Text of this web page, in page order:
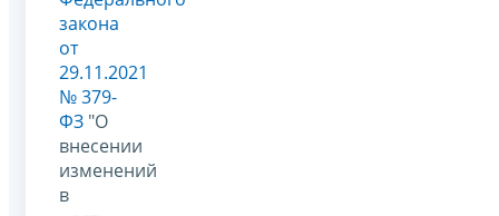
закона
от
29.11.2021
№ 379-
ФЗ "О
внесении
изменений
в